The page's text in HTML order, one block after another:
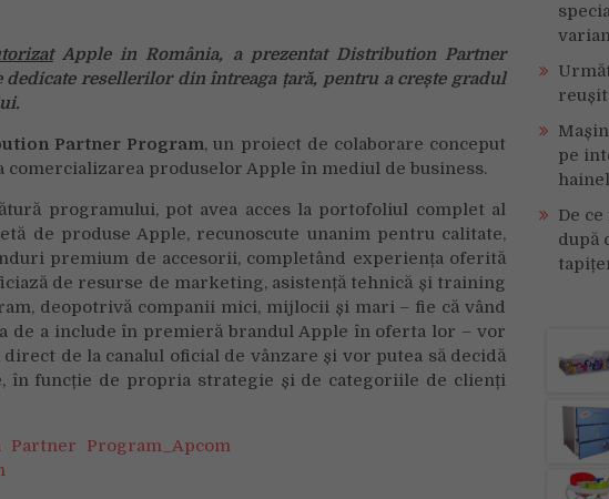
Program
Apple in România, a prezentat Distribution Partner
resellerilor din întreaga țară, pentru a crește gradul
Partner Program, un proiect de colaborare conceput
produselor Apple în mediul de business.
programului, pot avea acces la portofoliul complet al
de produse Apple, recunoscute unanim pentru calitate,
premium de accesorii, completând experiența oferită
de resurse de marketing, asistență tehnică și training
deopotrivă companii mici, mijlocii și mari – fie că vând
de a include în premieră brandul Apple în oferta lor – vor
de la canalul oficial de vânzare și vor putea să decidă
în funcție de propria strategie și de categoriile de clienți
pe
De
după